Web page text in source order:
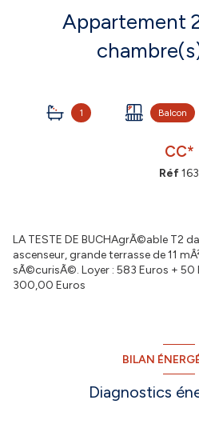
Appartement 2 pièce(s) 1
1 Balcon
CC*
Réf163
LA TESTE DE BUCHAgrÃ©able T2
ascenseur, grande terrasse de 11
sÃ©curisÃ©. Loyer : 583 Euros + 50
300,00 Euros
BILAN
Diagnostics